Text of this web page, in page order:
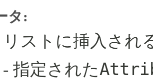
タ:
リストに挿入され
- 指定された